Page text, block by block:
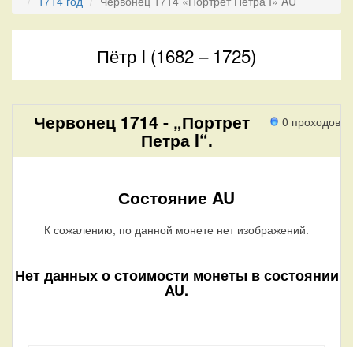
Пётр I (1682 – 1725)
0 проходов
Червонец 1714 - „Портрет
Петра I“.
Состояние AU
К сожалению, по данной монете нет изображений.
Нет данных о стоимости монеты в состоянии
AU.